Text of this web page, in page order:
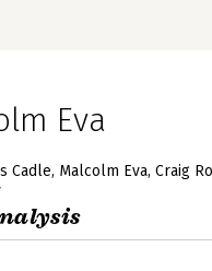
Eva
Cadle Malcolm Eva Craig